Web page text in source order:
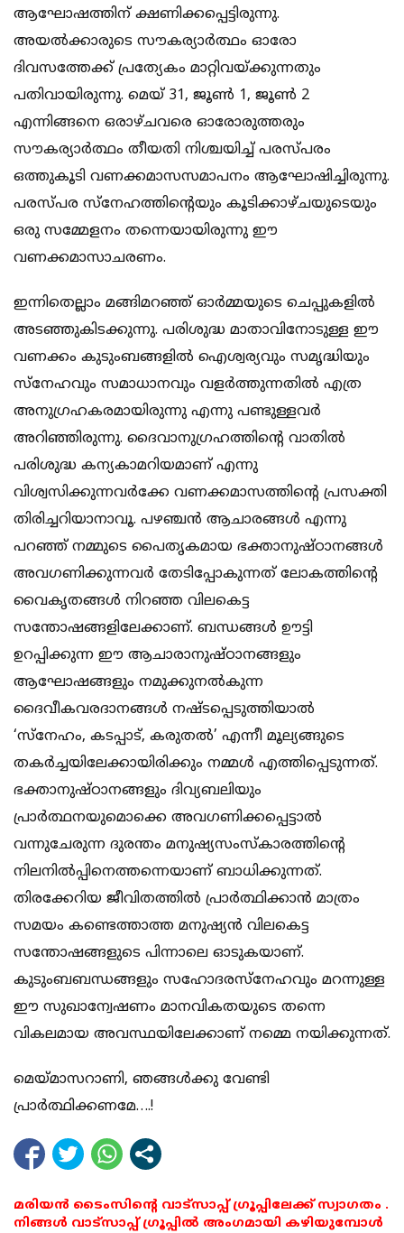
ആഘോഷത്തിന് ക്ഷണിക്കപ്പെട്ടിരുന്നു.
അയല്‍ക്കാരുടെ സൗകര്യാര്‍ത്ഥം ഓരോ
ദിവസത്തേക്ക് പ്രത്യേകം മാറ്റിവയ്ക്കുന്നതും
പതിവായിരുന്നു. മെയ് 31, ജൂണ്‍ 1, ജൂണ്‍ 2
എന്നിങ്ങനെ ഒരാഴ്ചവരെ ഓരോരുത്തരും
സൗകര്യാര്‍ത്ഥം തീയതി നിശ്ചയിച്ച് പരസ്പരം
ഒത്തുകൂടി വണക്കമാസസമാപനം ആഘോഷിച്ചിരുന്നു.
പരസ്പര സ്‌നേഹത്തിന്റെയും കൂടിക്കാഴ്ചയുടെയും
ഒരു സമ്മേളനം തന്നെയായിരുന്നു ഈ
വണക്കമാസാചരണം.
ഇന്നിതെല്ലാം മങ്ങിമറഞ്ഞ് ഓര്‍മ്മയുടെ ചെപ്പുകളില്‍
അടഞ്ഞുകിടക്കുന്നു. പരിശുദ്ധ മാതാവിനോടുള്ള ഈ
വണക്കം കുടുംബങ്ങളില്‍ ഐശ്വര്യവും സമൃദ്ധിയും
സ്‌നേഹവും സമാധാനവും വളര്‍ത്തുന്നതില്‍ എത്ര
അനുഗ്രഹകരമായിരുന്നു എന്നു പണ്ടുള്ളവര്‍
അറിഞ്ഞിരുന്നു. ദൈവാനുഗ്രഹത്തിന്റെ വാതില്‍
പരിശുദ്ധ കന്യകാമറിയമാണ് എന്നു
വിശ്വസിക്കുന്നവര്‍ക്കേ വണക്കമാസത്തിന്റെ പ്രസക്തി
തിരിച്ചറിയാനാവൂ. പഴഞ്ചന്‍ ആചാരങ്ങള്‍ എന്നു
പറഞ്ഞ് നമ്മുടെ പൈതൃകമായ ഭക്താനുഷ്ഠാനങ്ങള്‍
അവഗണിക്കുന്നവര്‍ തേടിപ്പോകുന്നത് ലോകത്തിന്റെ
വൈകൃതങ്ങള്‍ നിറഞ്ഞ വിലകെട്ട
സന്തോഷങ്ങളിലേക്കാണ്. ബന്ധങ്ങള്‍ ഊട്ടി
ഉറപ്പിക്കുന്ന ഈ ആചാരാനുഷ്ഠാനങ്ങളും
ആഘോഷങ്ങളും നമുക്കുനല്‍കുന്ന
ദൈവീകവരദാനങ്ങള്‍ നഷ്ടപ്പെടുത്തിയാല്‍
‘സ്‌നേഹം, കടപ്പാട്, കരുതല്‍’ എന്നീ മൂല്യങ്ങുടെ
തകര്‍ച്ചയിലേക്കായിരിക്കും നമ്മള്‍ എത്തിപ്പെടുന്നത്.
ഭക്താനുഷ്ഠാനങ്ങളും ദിവ്യബലിയും
പ്രാര്‍ത്ഥനയുമൊക്കെ അവഗണിക്കപ്പെട്ടാല്‍
വന്നുചേരുന്ന ദുരന്തം മനുഷ്യസംസ്‌കാരത്തിന്റെ
നിലനില്‍പ്പിനെത്തന്നെയാണ് ബാധിക്കുന്നത്.
തിരക്കേറിയ ജീവിതത്തില്‍ പ്രാര്‍ത്ഥിക്കാന്‍ മാത്രം
സമയം കണ്ടെത്താത്ത മനുഷ്യന്‍ വിലകെട്ട
സന്തോഷങ്ങളുടെ പിന്നാലെ ഓടുകയാണ്.
കുടുംബബന്ധങ്ങളും സഹോദരസ്‌നേഹവും മറന്നുള്ള
ഈ സുഖാന്വേഷണം മാനവികതയുടെ തന്നെ
വികലമായ അവസ്ഥയിലേക്കാണ് നമ്മെ നയിക്കുന്നത്.
മെയ്മാസറാണി, ഞങ്ങള്‍ക്കു വേണ്ടി
പ്രാര്‍ത്ഥിക്കണമേ….!
മരിയൻ ടൈംസിന്റെ വാട്സാപ്പ് ഗ്രൂപ്പിലേക്ക് സ്വാഗതം .
നിങ്ങൾ വാട്സാപ്പ് ഗ്രൂപ്പിൽ അംഗമായി കഴിയുമ്പോൾ